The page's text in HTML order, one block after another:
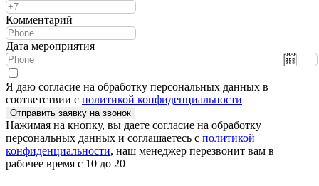
Комментарий
Дата мероприятия
Я даю согласие на обработку персональных данных в
соответствии с политикой конфиденциальности
Отправить заявку на звонок
Нажимая на кнопку, вы даете согласие на обработку
персональных данных и соглашаетесь c политикой
конфиденциальности, наш менеджер перезвонит вам в
рабочее время с 10 до 20